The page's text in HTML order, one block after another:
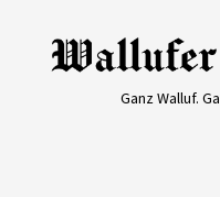
Ganz Walluf.